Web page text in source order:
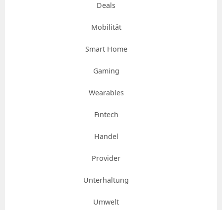
Deals
Mobilität
Smart Home
Gaming
Wearables
Fintech
Handel
Provider
Unterhaltung
Umwelt